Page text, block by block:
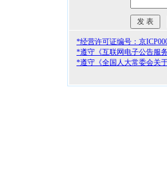
*经营许可证编号：京
*遵守《互联网电子公告服
*遵守《全国人大常委会关